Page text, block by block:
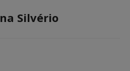
Silvério